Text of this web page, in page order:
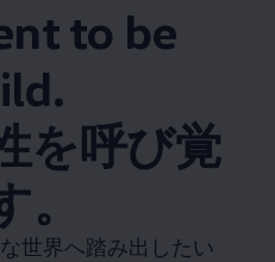
to be
を呼び覚
。​
世界へ踏み出したい